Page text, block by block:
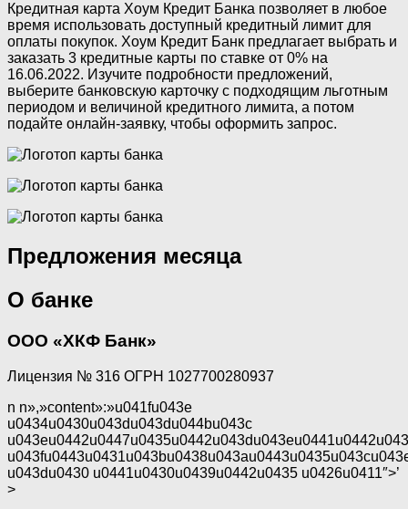
Кредитная карта Хоум Кредит Банка позволяет в любое
время использовать доступный кредитный лимит для
оплаты покупок. Хоум Кредит Банк предлагает выбрать и
заказать 3 кредитные карты по ставке от 0% на
16.06.2022. Изучите подробности предложений,
выберите банковскую карточку с подходящим льготным
периодом и величиной кредитного лимита, а потом
подайте онлайн-заявку, чтобы оформить запрос.
Предложения месяца
О банке
ООО «ХКФ Банк»
Лицензия № 316 ОГРН 1027700280937
n n»,»content»:»u041fu043e
u0434u0430u043du043du044bu043c
u043du0430 u0441u0430u0439u0442u0435 u0426u0411″>’
>